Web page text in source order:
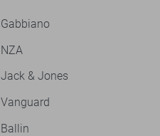
Gabbiano
NZA
Jack & Jones
Vanguard
Ballin